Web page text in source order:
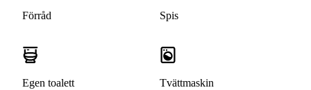
Förråd Spis
Egen toalett Tvättmaskin